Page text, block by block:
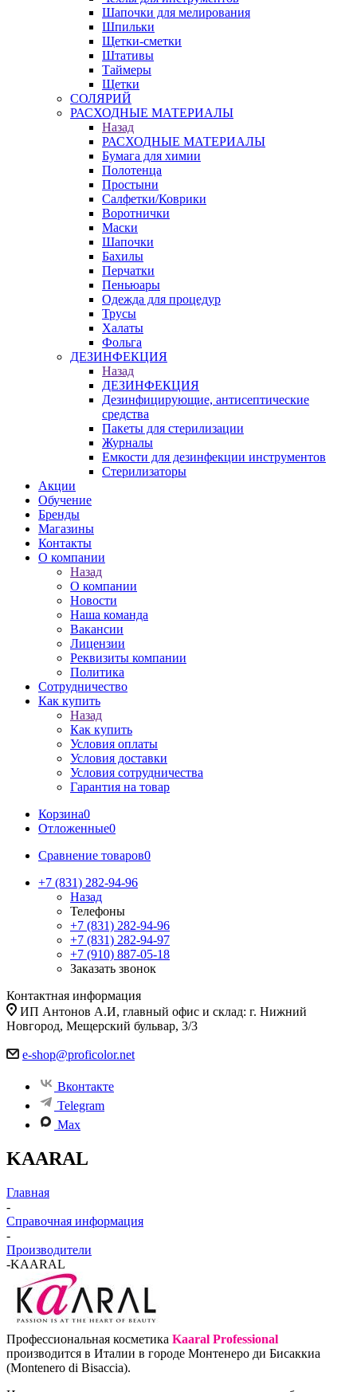
Шапочки для мелирования
Шпильки
Щетки-сметки
Штативы
Таймеры
Щетки
СОЛЯРИЙ
РАСХОДНЫЕ МАТЕРИАЛЫ
Назад
РАСХОДНЫЕ МАТЕРИАЛЫ
Бумага для химии
Полотенца
Простыни
Салфетки/Коврики
Воротнички
Маски
Шапочки
Бахилы
Перчатки
Пеньюары
Одежда для процедур
Трусы
Халаты
Фольга
ДЕЗИНФЕКЦИЯ
Назад
ДЕЗИНФЕКЦИЯ
Дезинфицирующие, антисептические
средства
Пакеты для стерилизации
Журналы
Емкости для дезинфекции инструментов
Стерилизаторы
Акции
Обучение
Бренды
Магазины
Контакты
О компании
Назад
О компании
Новости
Наша команда
Вакансии
Лицензии
Реквизиты компании
Политика
Сотрудничество
Как купить
Назад
Как купить
Условия оплаты
Условия доставки
Условия сотрудничества
Гарантия на товар
Корзина0
Отложенные0
Сравнение товаров0
+7 (831) 282-94-96
Назад
Телефоны
+7 (831) 282-94-96
+7 (831) 282-94-97
+7 (910) 887-05-18
Заказать звонок
Контактная информация
ИП Антонов А.И, главный офис и склад: г. Нижний
Новгород, Мещерский бульвар, 3/3
e-shop@proficolor.net
Вконтакте
Telegram
Max
KAARAL
Главная
-
Справочная информация
-
Производители
-KAARAL
Профессиональная косметика Kaaral Professional
производится в Италии в городе Монтенеро ди Бисаккиа
(Montenero di Bisaccia).